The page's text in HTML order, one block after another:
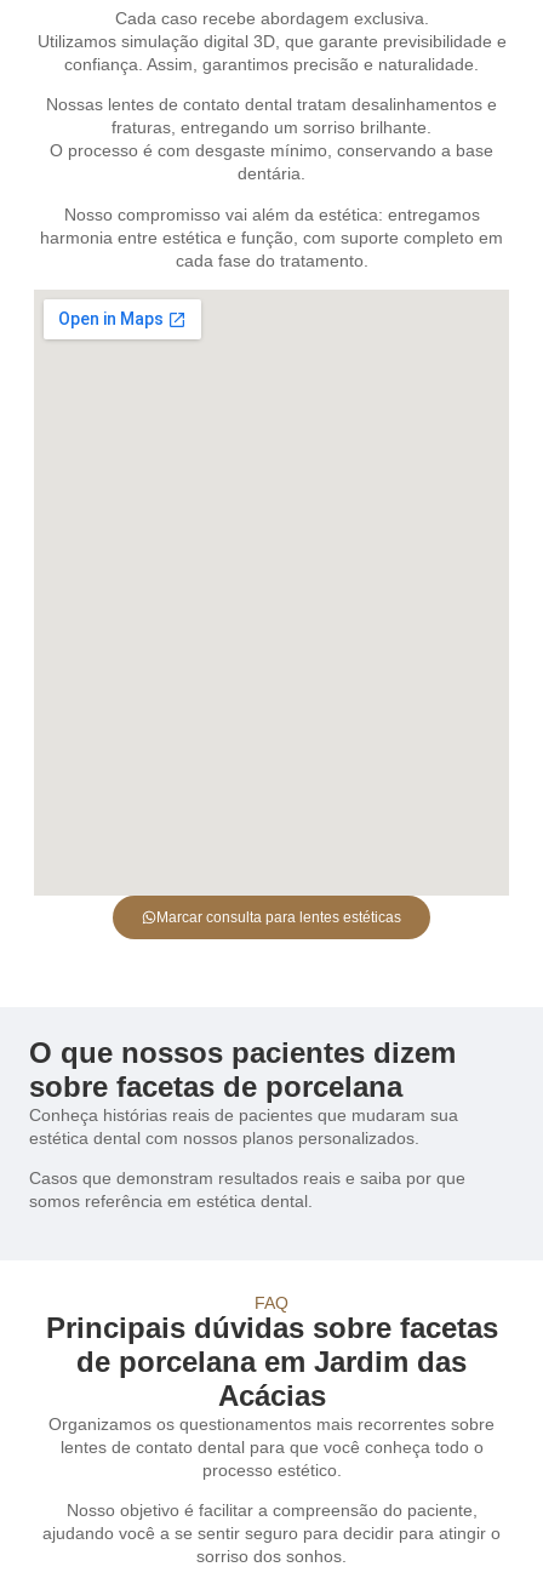
Cada caso recebe abordagem exclusiva.
Utilizamos simulação digital 3D, que garante previsibilidade e
confiança. Assim, garantimos precisão e naturalidade.
Nossas lentes de contato dental tratam desalinhamentos e
fraturas, entregando um sorriso brilhante.
O processo é com desgaste mínimo, conservando a base
dentária.
Nosso compromisso vai além da estética: entregamos
harmonia entre estética e função, com suporte completo em
cada fase do tratamento.
Marcar consulta para lentes estéticas
O que nossos pacientes dizem
sobre facetas de porcelana
Conheça histórias reais de pacientes que mudaram sua
estética dental com nossos planos personalizados.
Casos que demonstram resultados reais e saiba por que
somos referência em estética dental.
FAQ
Principais dúvidas sobre facetas
de porcelana em Jardim das
Acácias
Organizamos os questionamentos mais recorrentes sobre
lentes de contato dental para que você conheça todo o
processo estético.
Nosso objetivo é facilitar a compreensão do paciente,
ajudando você a se sentir seguro para decidir para atingir o
sorriso dos sonhos.